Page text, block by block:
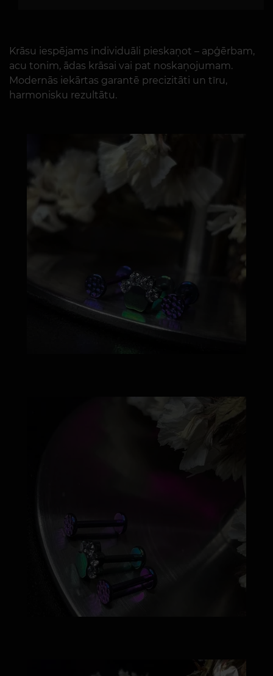
Krāsu iespējams individuāli pieskaņot – apģērbam,
acu tonim, ādas krāsai vai pat noskaņojumam.
Modernās iekārtas garantē precizitāti un tīru,
harmonisku rezultātu.